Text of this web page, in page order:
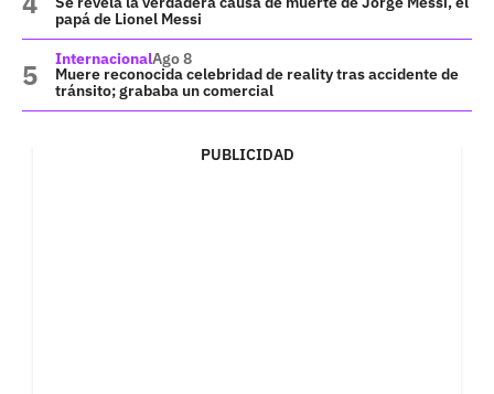
papá de Lionel Messi
InternacionalAgo 8
Muere reconocida celebridad de reality tras accidente de
tránsito; grababa un comercial
PUBLICIDAD